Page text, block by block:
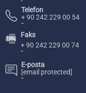
Telefon
+ 90 242 229 00 54
🖷
Faks
+ 90 242 229 00 74
E-posta
[email protected]